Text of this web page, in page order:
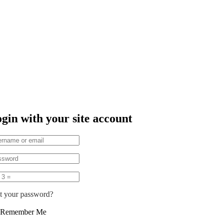
with your site account
your password?
Remember Me